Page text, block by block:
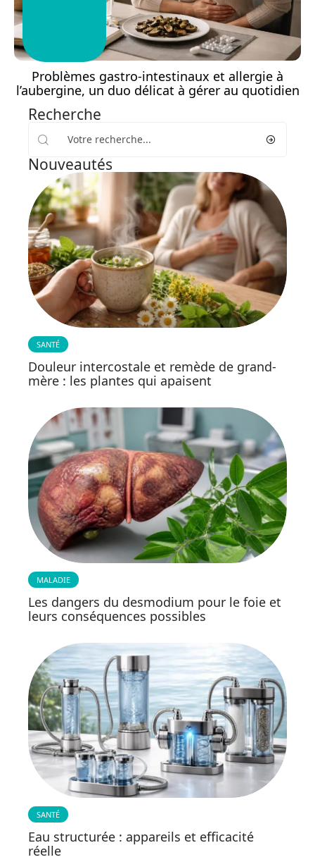
Problèmes gastro-intestinaux et allergie à
l’aubergine, un duo délicat à gérer au quotidien
Recherche
Nouveautés
SANTÉ
Douleur intercostale et remède de grand-
mère : les plantes qui apaisent
MALADIE
Les dangers du desmodium pour le foie et
leurs conséquences possibles
SANTÉ
Eau structurée : appareils et efficacité
réelle